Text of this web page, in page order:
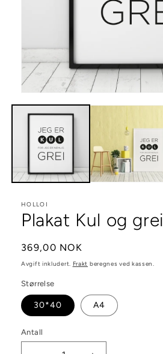
medie
modal
HOLLOI
Plakat Kul og grei
Vanlig
pris
369,00 NOK
Avgift inkludert. Frakt beregnes ved kassen.
Størrelse
30*40 A4
Antall